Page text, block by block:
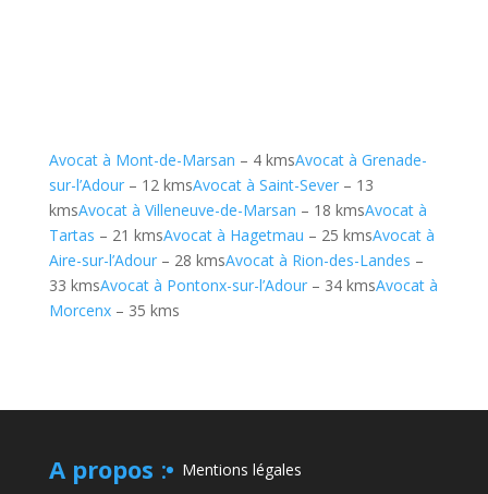
Avocat à Mont-de-Marsan – 4 kmsAvocat à Grenade-
sur-l’Adour– 12 kmsAvocat à Saint-Sever– 13
kmsAvocat à Villeneuve-de-Marsan – 18 kmsAvocat à
Tartas – 21 kmsAvocat à Hagetmau – 25 kmsAvocat à
Aire-sur-l’Adour– 28 kmsAvocat à Rion-des-Landes –
33 kmsAvocat à Pontonx-sur-l’Adour– 34 kmsAvocat à
Morcenx– 35 kms
A propos :
Mentions légales